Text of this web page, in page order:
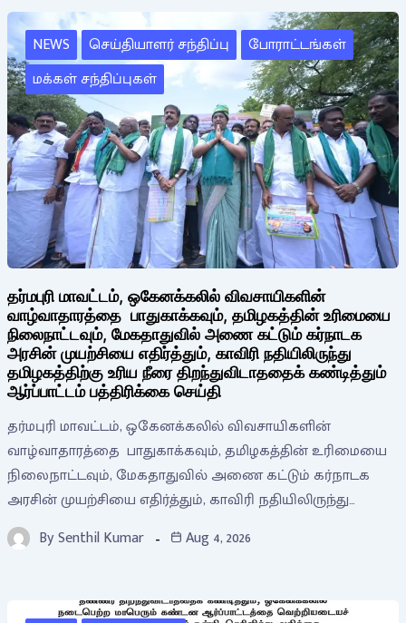
NEWS செய்தியாளர் சந்திப்பு
போராட்டங்கள்
மக்கள் சந்திப்புகள்
தர்மபுரி மாவட்டம், ஒகேனக்கலில் விவசாயிகளின்
வாழ்வாதாரத்தை பாதுகாக்கவும், தமிழகத்தின் உரிமையை
நிலைநாட்டவும், மேகதாதுவில் அணை கட்டும் கர்நாடக
அரசின் முயற்சியை எதிர்த்தும், காவிரி நதியிலிருந்து
தமிழகத்திற்கு உரிய நீரை திறந்துவிடாததைக் கண்டித்தும்
ஆர்ப்பாட்டம் பத்திரிக்கை செய்தி
தர்மபுரி மாவட்டம், ஒகேனக்கலில் விவசாயிகளின்
வாழ்வாதாரத்தை பாதுகாக்கவும், தமிழகத்தின் உரிமையை
நிலைநாட்டவும், மேகதாதுவில் அணை கட்டும் கர்நாடக
அரசின் முயற்சியை எதிர்த்தும், காவிரி நதியிலிருந்து…
BySenthil Kumar Aug 4, 2026